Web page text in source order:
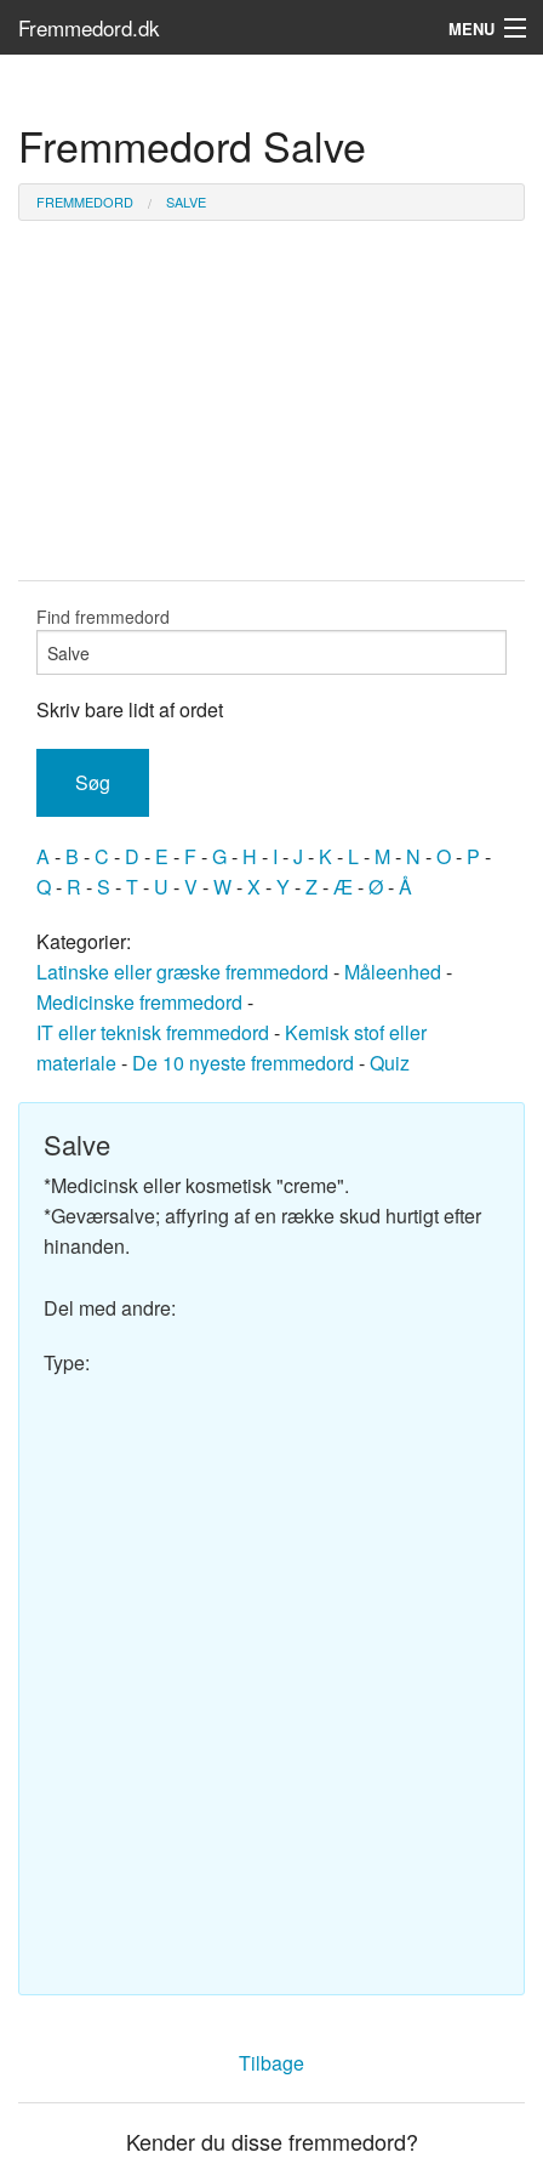
Fremmedord.dk MENU
Søg...
Find bøger
Fremmedord Salve
FREMMEDORD SALVE
Find fremmedord
Skriv bare lidt af ordet
A- B -C - D - E - F-G- H - I -J - K- L- M- N -O- P -
Q- R -S -T- U -V-W-X-Y-Z-Æ-Ø-Å
Kategorier:
Latinske eller græske fremmedord - Måleenhed -
Medicinske fremmedord -
IT eller teknisk fremmedord - Kemisk stof eller
materiale- De 10 nyeste fremmedord -Quiz
Salve
*Medicinsk eller kosmetisk "creme".
*Geværsalve; affyring af en række skud hurtigt efter
hinanden.
Del med andre:
Type:
Tilbage
Kender du disse fremmedord?